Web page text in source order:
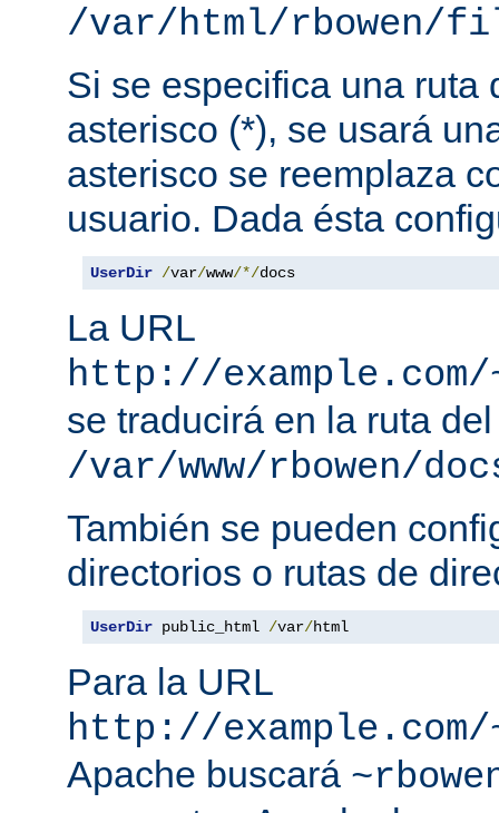
/var/html/rbowen/
Si se especifica una ruta
asterisco (*), se usará
asterisco se reemplaza
usuario. Dada ésta
UserDir /var/www/*/docs
La URL
http://
se traducirá en la ruta
/var/www/rbowen/
También se pueden
directorios o rutas de
UserDir public_html /var/html
Para la URL
http://
Apache buscará